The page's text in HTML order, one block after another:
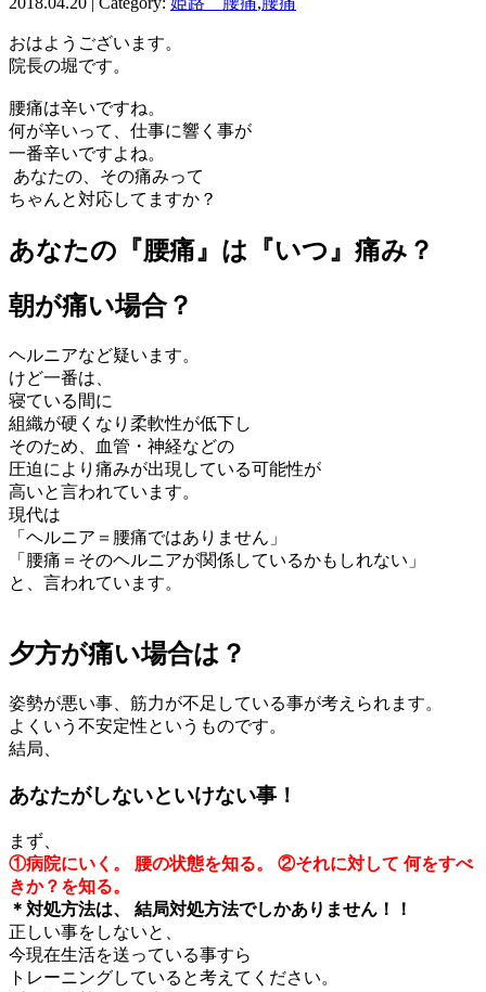
おはようございます。
院長の堀です。
腰痛は辛いですね。
何が辛いって、仕事に響く事が
一番辛いですよね。
あなたの、その痛みって
ちゃんと対応してますか？
あなたの『腰痛』は『いつ』痛み？
朝が痛い場合？
ヘルニアなど疑います。
けど一番は、
寝ている間に
組織が硬くなり柔軟性が低下し
そのため、血管・神経などの
圧迫により痛みが出現している可能性が
高いと言われています。
現代は
「ヘルニア＝腰痛ではありません」
「腰痛＝そのヘルニアが関係しているかもしれない」
と、言われています。
夕方が痛い場合は？
姿勢が悪い事、筋力が不足している事が考えられます。
よくいう不安定性というものです。
結局、
あなたがしないといけない事！
まず、
①病院にいく。
腰の状態を知る。 ②それに対して 何をすべ
きか？を知る。
＊対処方法は、
結局対処方法でしかありません！！
正しい事をしないと、
今現在生活を送っている事すら
トレーニングしていると考えてください。